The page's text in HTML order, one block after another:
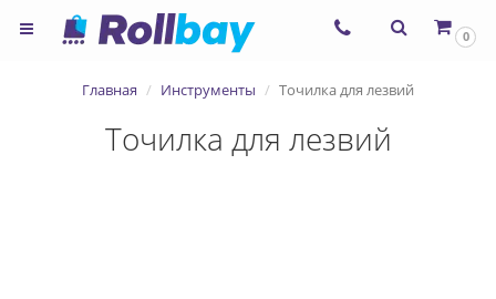
0
Главная Инструменты Точилка для лезвий
Точилка для лезвий
×
Согласие на использование
сервиса ЯНДЕКС.МЕТРИКА и
файлов cookie